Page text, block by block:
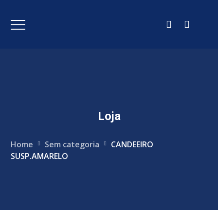
Loja
Home Sem categoria
CANDEEIRO
SUSP.AMARELO